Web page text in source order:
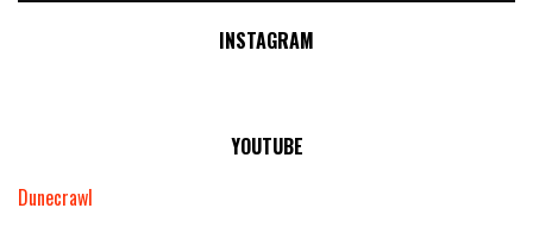
INSTAGRAM
YOUTUBE
Dunecrawl